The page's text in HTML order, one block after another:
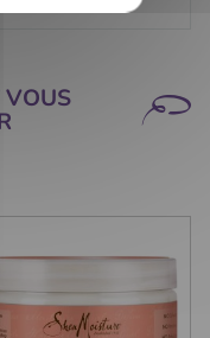
VOUS